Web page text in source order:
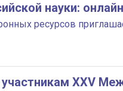
науки:
ресурсов
XXV